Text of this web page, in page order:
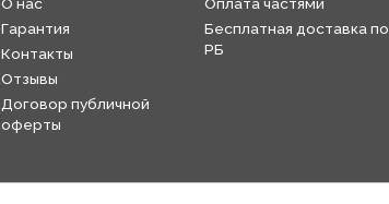
Гарантия
Контакты
Отзывы
Договор публичной
оферты
Бесплатная доставка по
РБ